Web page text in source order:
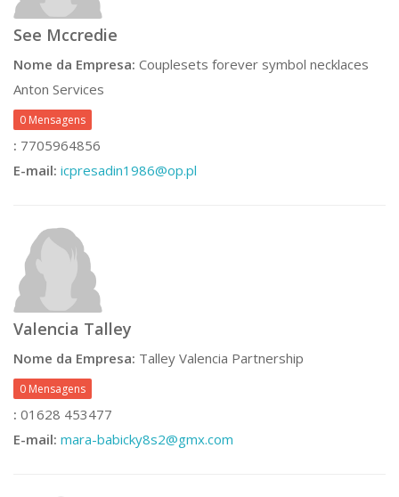
See Mccredie
Nome da Empresa: Couplesets forever symbol necklaces
Anton Services
0 Mensagens
: 7705964856
E-mail: icpresadin1986@op.pl
Valencia Talley
Nome da Empresa: Talley Valencia Partnership
0 Mensagens
: 01628 453477
E-mail: mara-babicky8s2@gmx.com